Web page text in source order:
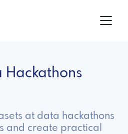
Hackathons
at data hackathons
and create practical